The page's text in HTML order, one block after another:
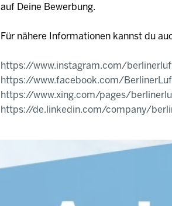
auf Deine Bewerbung.
Für nähere Informationen kannst du
https://www.instagram.com/
https://www.facebook.com/
https://www.xing.com/pages/
https://de.linkedin.com/company/